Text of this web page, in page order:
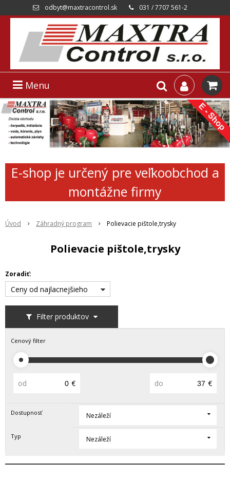
odbyt@maxtracontrol.sk 031 / 7707 561-2
Menu
E-shop je určený pre veľkoobchod a
montážne firmy
Úvod Záhradný program Polievacie pištole,trysky
Polievacie pištole,trysky
Filter produktov
Zoradiť:
Ceny od najlacnejšieho
Cenový filter
od € do €
Dostupnosť Nezáleží
Typ Nezáleží